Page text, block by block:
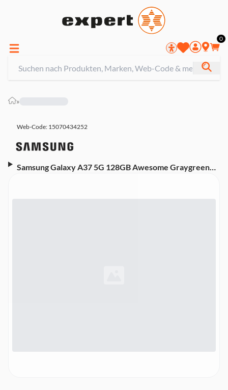
0
»
Web-Code: 15070434252
Samsung Galaxy A37 5G 128GB Awesome Graygreen